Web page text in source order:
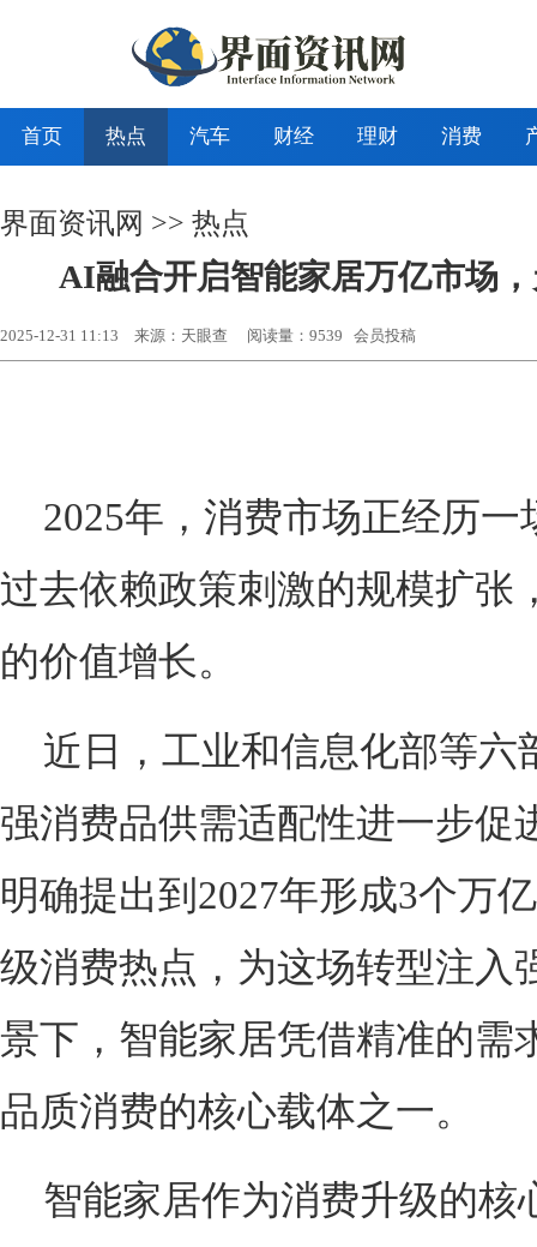
首页 热点 汽车 财经 理财 消费
界面资讯网 >> 热点
AI融合开启智能家居万亿市场
2025-12-31 11:13 来源：天眼查 阅读量：9539 会员投稿
2025年，消费市场正经历
过去依赖政策刺激的规模扩张
的价值增长。
近日，工业和信息化部等六
强消费品供需适配性进一步促
明确提出到2027年形成3个万
级消费热点，为这场转型注入
景下，智能家居凭借精准的需
品质消费的核心载体之一。
智能家居作为消费升级的核